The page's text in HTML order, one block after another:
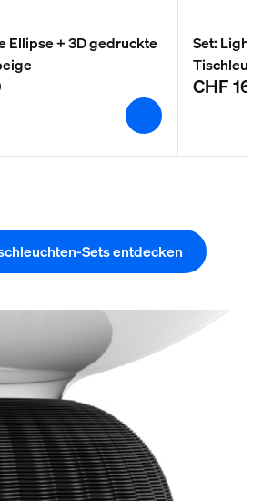
Ellipse + 3D gedruckte
Set:
CHF
Sets entdecken